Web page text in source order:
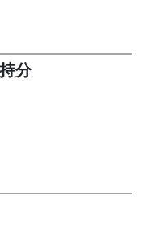
分